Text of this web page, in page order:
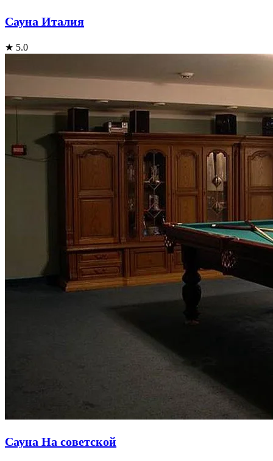
Сауна Италия
★ 5.0
Сауна На советской